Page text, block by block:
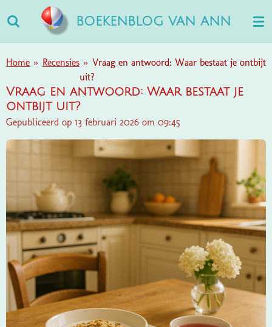
direct
naar
de
BOEKENBLOG VAN ANN
Home » Recensies » Vraag en antwoord: Waar bestaat je ontbijt
uit?
Vraag en antwoord: Waar bestaat je
ontbijt uit?
Gepubliceerd op 13 februari 2026 om 09:45